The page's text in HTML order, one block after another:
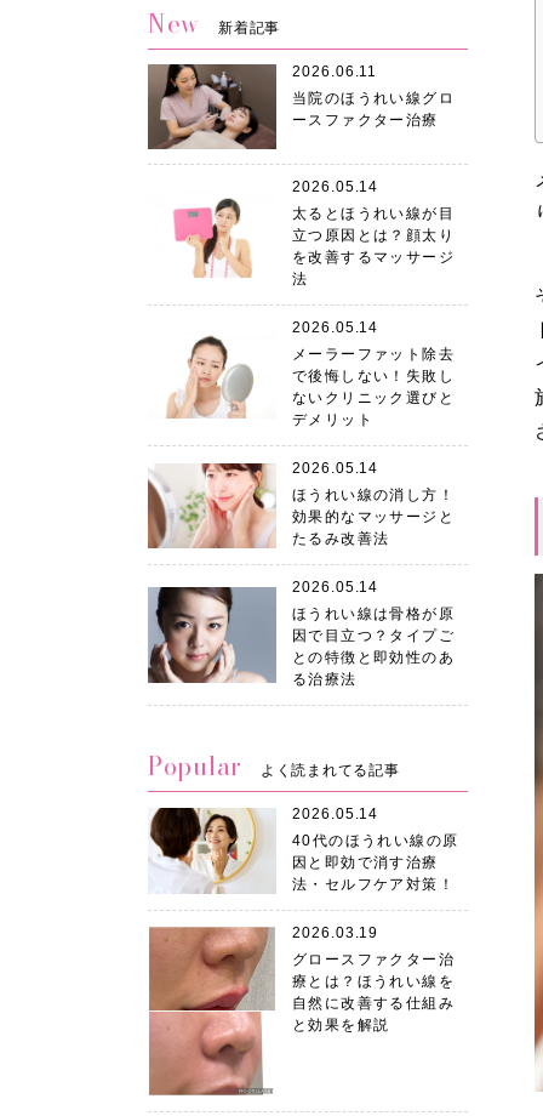
New 新着記事
2026.06.11
当院のほうれい線グロ
ースファクター治療
2026.05.14
太るとほうれい線が目
立つ原因とは？顔太り
を改善するマッサージ
法
2026.05.14
メーラーファット除去
で後悔しない！失敗し
ないクリニック選びと
デメリット
2026.05.14
ほうれい線の消し方！
効果的なマッサージと
たるみ改善法
2026.05.14
ほうれい線は骨格が原
因で目立つ？タイプご
との特徴と即効性のあ
る治療法
Popular よく読まれてる記事
2026.05.14
40代のほうれい線の原
因と即効で消す治療
法・セルフケア対策！
2026.03.19
グロースファクター治
療とは？ほうれい線を
自然に改善する仕組み
と効果を解説